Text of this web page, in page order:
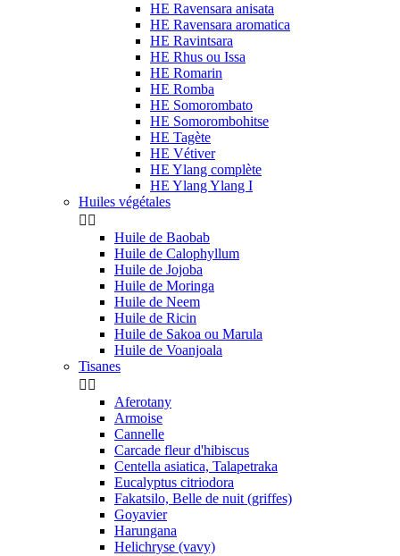
HE Ravensara anisata
HE Ravensara aromatica
HE Ravintsara
HE Rhus ou Issa
HE Romarin
HE Romba
HE Somorombato
HE Somorombohitse
HE Tagète
HE Vétiver
HE Ylang complète
HE Ylang Ylang I
Huiles végétales
 
Huile de Baobab
Huile de Calophyllum
Huile de Jojoba
Huile de Moringa
Huile de Neem
Huile de Ricin
Huile de Sakoa ou Marula
Huile de Voanjoala
Tisanes
 
Aferotany
Armoise
Cannelle
Carcade fleur d'hibiscus
Centella asiatica, Talapetraka
Eucalyptus citriodora
Fakatsilo, Belle de nuit (griffes)
Goyavier
Harungana
Helichryse (vavy)